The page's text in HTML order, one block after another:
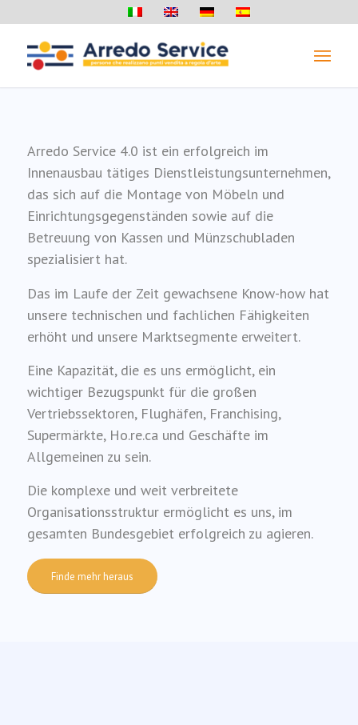
Seit 1993 sind wir auf die
Ladengeschäften und großen
Gewerbeflächen spezialisiert.
ÜBER UNS
Arredo Service 4.0 ist ein erfolgreich im
Innenausbau tätiges Dienstleistungsunternehmen,
das sich auf die Montage von Möbeln und
Einrichtungsgegenständen sowie auf die
Betreuung von Kassen und Münzschubladen
spezialisiert hat.
Das im Laufe der Zeit gewachsene Know-how hat
unsere technischen und fachlichen Fähigkeiten
erhöht und unsere Marktsegmente erweitert.
Eine Kapazität, die es uns ermöglicht, ein
wichtiger Bezugspunkt für die großen
Vertriebssektoren, Flughäfen, Franchising,
Supermärkte, Ho.re.ca und Geschäfte im
Allgemeinen zu sein.
Die komplexe und weit verbreitete
Organisationsstruktur ermöglicht es uns, im
gesamten Bundesgebiet erfolgreich zu agieren.
Finde mehr heraus